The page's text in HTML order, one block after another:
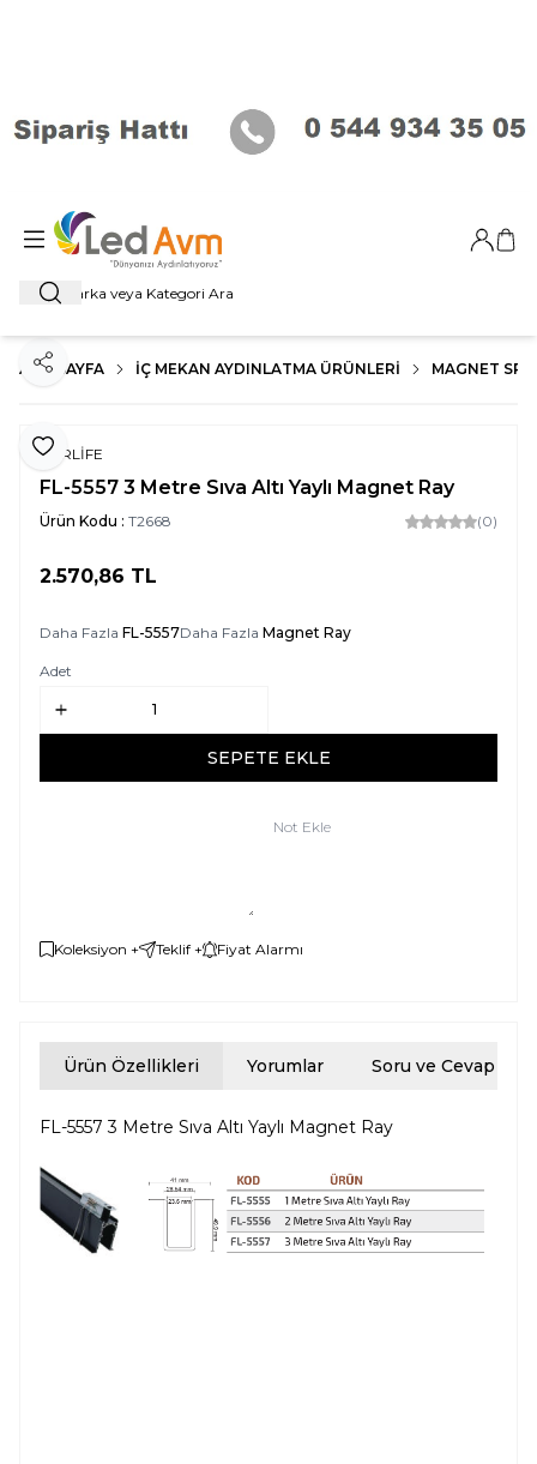
Ara
Giriş
ANA SAYFA İÇ MEKAN AYDINLATMA ÜRÜNLERI MAGNET
Favoriye Ekle
Paylaş
FORLİFE
FL-5557 3 Metre Sıva Altı Yaylı Magnet Ray
Ürün Kodu : T2668 (0)
2.570,86 TL
Daha Fazla FL-5557Daha Fazla Magnet Ray
Adet
SEPETE EKLE
Not Ekle
Koleksiyon + Teklif + Fiyat Alarmı
Ürün Özellikleri Yorumlar Soru ve Cevap
FL-5557 3 Metre Sıva Altı Yaylı Magnet Ray